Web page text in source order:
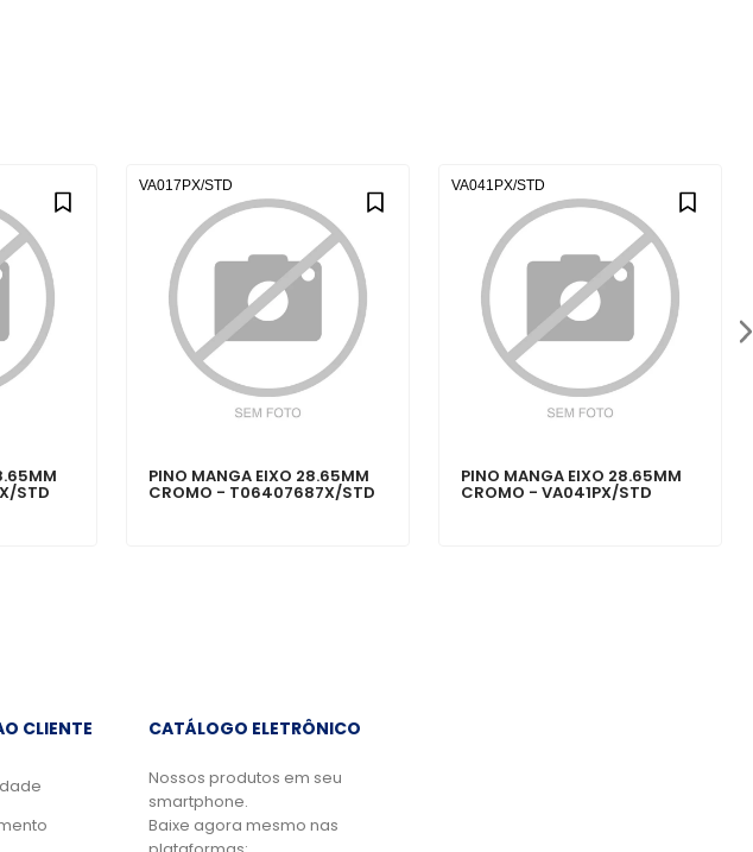
STD
PINO MANGA EIXO 28.65MM
CROMO - T06407687X/STD
VA017PX/STD
PINO MANGA EIXO 28.65MM
CROMO - VA041PX/STD
VA041PX/STD
CLIENTE CATÁLOGO ELETRÔNICO
Nossos produtos em seu
smartphone.
Baixe agora mesmo nas